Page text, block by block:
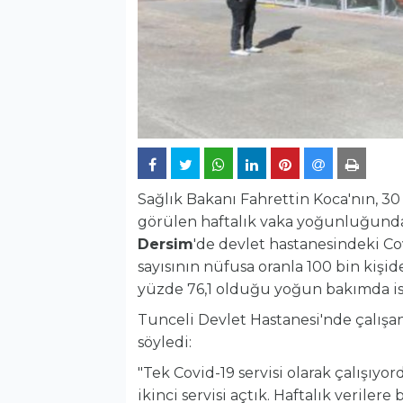
Sağlık Bakanı Fahrettin Koca'nın,
görülen haftalık vaka
Dersim'de devlet hastanesindeki
sayısının nüfusa oranla 100 bin
yüzde 76,1 olduğu yoğun
Tunceli Devlet Hastanesi'nde
söyledi:
"Tek Covid-19 servisi olarak
ikinci servisi açtık. Haftalık verilere